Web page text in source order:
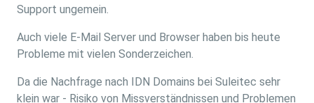
Support ungemein.
Auch viele E-Mail Server und Browser haben bis heute
Probleme mit vielen Sonderzeichen.
Da die Nachfrage nach IDN Domains bei Suleitec sehr
klein war - Risiko von Missverständnissen und Problemen